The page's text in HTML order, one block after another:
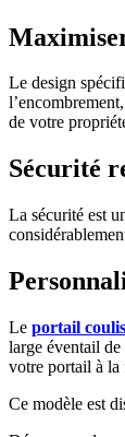
Le design
de votre
Sécurité
La sécurité est
Le portail
large éventail
votre portail à la
Ce modèle est